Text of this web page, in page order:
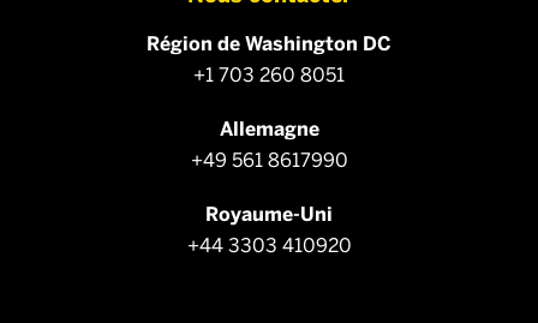
Région de Washington DC
+1 703 260 8051
Allemagne
+49 561 8617990
Royaume-Uni
+44 3303 410920